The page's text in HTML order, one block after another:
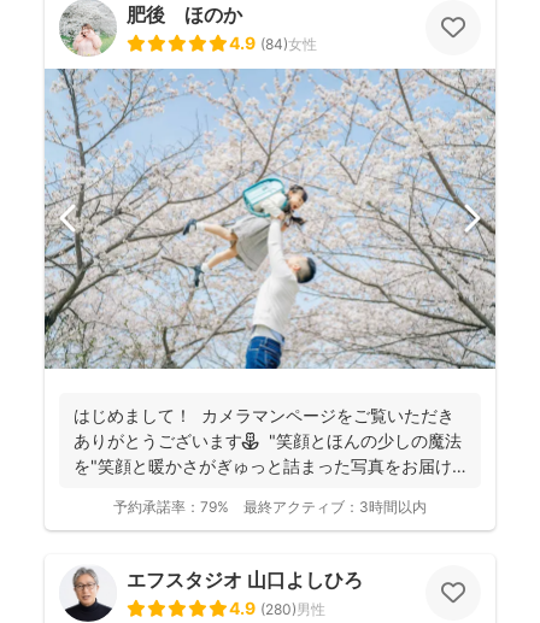
肥後 ほのか
4.9 (84)女性
はじめまして！ カメラマンページをご覧いただき
ありがとうございます⚘ "笑顔とほんの少しの魔法
を"笑顔と暖かさがぎゅっと詰まった写真をお届け
予約承諾率： 79% 最終アクティブ： 3時間以内
エフスタジオ 山口よしひろ
4.9 (280)男性